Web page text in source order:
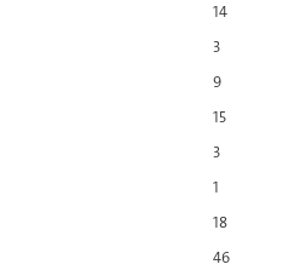
14
3
9
15
3
1
18
46